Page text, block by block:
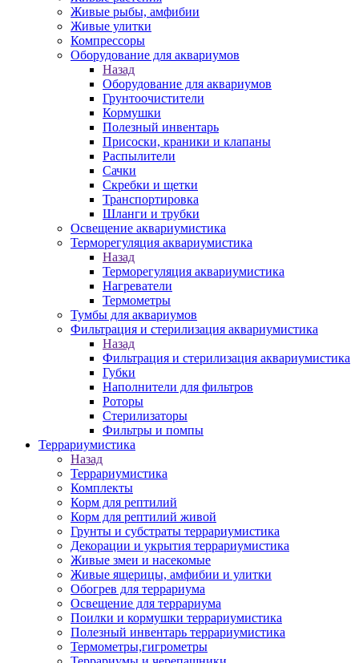
Живые рыбы, амфибии
Живые улитки
Компрессоры
Оборудование для аквариумов
Назад
Оборудование для аквариумов
Грунтоочистители
Кормушки
Полезный инвентарь
Присоски, краники и клапаны
Распылители
Сачки
Скребки и щетки
Транспортировка
Шланги и трубки
Освещение аквариумистика
Терморегуляция аквариумистика
Назад
Терморегуляция аквариумистика
Нагреватели
Термометры
Тумбы для аквариумов
Фильтрация и стерилизация аквариумистика
Назад
Фильтрация и стерилизация аквариумистика
Губки
Наполнители для фильтров
Роторы
Стерилизаторы
Фильтры и помпы
Террариумистика
Назад
Террариумистика
Комплекты
Корм для рептилий
Корм для рептилий живой
Грунты и субстраты террариумистика
Декорации и укрытия террариумистика
Живые змеи и насекомые
Живые ящерицы, амфибии и улитки
Обогрев для террариума
Освещение для террариума
Поилки и кормушки террариумистика
Полезный инвентарь террариумистика
Термометры,гигрометры